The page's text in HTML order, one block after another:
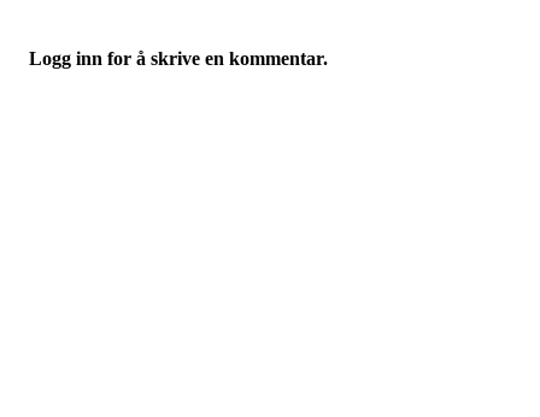
Logg inn for å skrive en kommentar.